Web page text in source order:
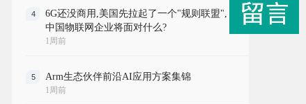
4
6G还没商用,美国先拉起了一个"规则联盟",
中国物联网企业将面对什么?
1周前
5 Arm生态伙伴前沿AI应用方案集锦
1周前